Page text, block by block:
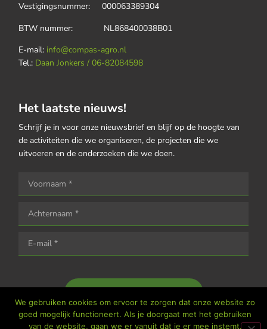
Vestigingsnummer: 000063389304
BTW nummer: NL868400038B01
E-mail: info@compas-agro.nl
Tel.: Daan Jonkers / 06-82084598
Het laatste nieuws!
Schrijf je in voor onze nieuwsbrief en blijf op de hoogte van
de activiteiten die we organiseren, de projecten die we
uitvoeren en de onderzoeken die we doen.
We gebruiken cookies om ervoor te zorgen dat onze website zo
goed mogelijk functioneert. Als je doorgaat met het gebruiken
van de website, gaan we er vanuit dat je er mee instemt.